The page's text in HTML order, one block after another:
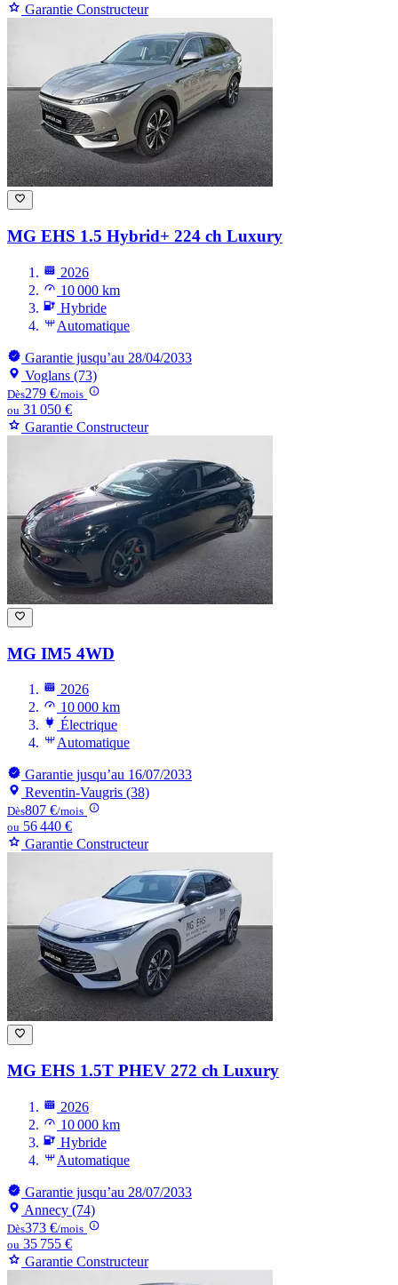
Garantie Constructeur
MG EHS 1.5 Hybrid+ 224 ch Luxury
2026
10 000 km
Hybride
Automatique
Garantie jusqu’au 28/04/2033
Voglans (73)
Dès279 €/mois
ou 31 050 €
Garantie Constructeur
MG IM5 4WD
2026
10 000 km
Électrique
Automatique
Garantie jusqu’au 16/07/2033
Reventin-Vaugris (38)
Dès807 €/mois
ou 56 440 €
Garantie Constructeur
MG EHS 1.5T PHEV 272 ch Luxury
2026
10 000 km
Hybride
Automatique
Garantie jusqu’au 28/07/2033
Annecy (74)
Dès373 €/mois
ou 35 755 €
Garantie Constructeur